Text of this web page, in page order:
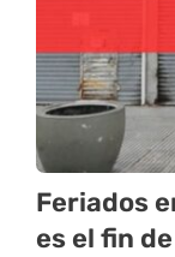
Feriados
es el fin